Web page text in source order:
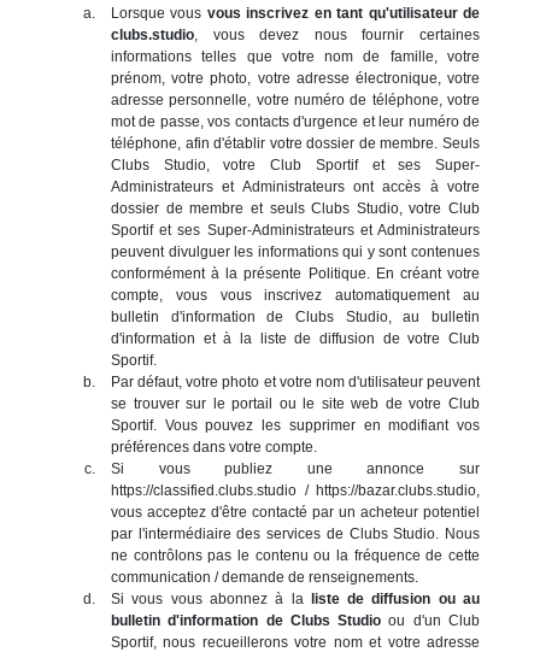
Lorsque vous vous inscrivez en tant qu'utilisateur de
clubs.studio, vous devez nous fournir certaines
informations telles que votre nom de famille, votre
prénom, votre photo, votre adresse électronique, votre
adresse personnelle, votre numéro de téléphone, votre
mot de passe, vos contacts d'urgence et leur numéro de
téléphone, afin d'établir votre dossier de membre. Seuls
Clubs Studio, votre Club Sportif et ses Super-
Administrateurs et Administrateurs ont accès à votre
dossier de membre et seuls Clubs Studio, votre Club
Sportif et ses Super-Administrateurs et Administrateurs
peuvent divulguer les informations qui y sont contenues
conformément à la présente Politique. En créant votre
compte, vous vous inscrivez automatiquement au
bulletin d'information de Clubs Studio, au bulletin
d'information et à la liste de diffusion de votre Club
Sportif.
Par défaut, votre photo et votre nom d'utilisateur peuvent
se trouver sur le portail ou le site web de votre Club
Sportif. Vous pouvez les supprimer en modifiant vos
préférences dans votre compte.
Si vous publiez une annonce sur
https://classified.clubs.studio / https://bazar.clubs.studio,
vous acceptez d'être contacté par un acheteur potentiel
par l'intermédiaire des services de Clubs Studio. Nous
ne contrôlons pas le contenu ou la fréquence de cette
communication / demande de renseignements.
Si vous vous abonnez à la liste de diffusion ou au
bulletin d'information de Clubs Studio ou d'un Club
Sportif, nous recueillerons votre nom et votre adresse